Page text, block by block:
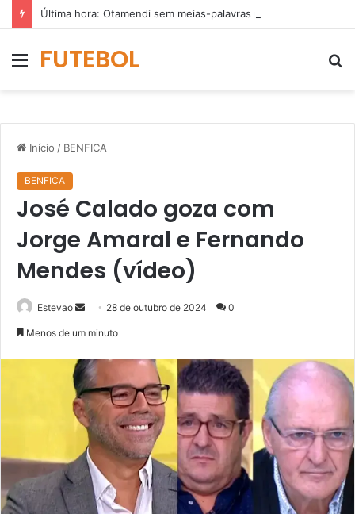
MenuFUTEBOL
Início / BENFICA
BENFICA
José Calado goza com
Jorge Amaral e Fernando
Mendes (vídeo)
Estevao
Mande
mail
28 de outubro de 2024 0
Menos de um minuto